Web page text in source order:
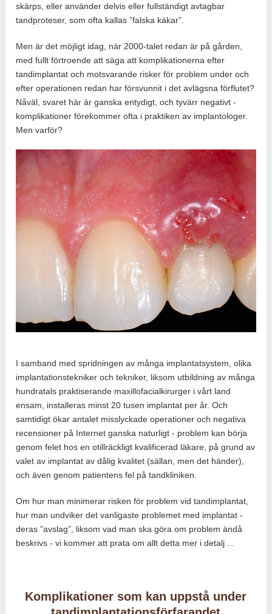
skärps, eller använder delvis eller fullständigt avtagbar
tandproteser, som ofta kallas ”falska käkar”.
Men är det möjligt idag, när 2000-talet redan är på gården,
med fullt förtroende att säga att komplikationerna efter
tandimplantat och motsvarande risker för problem under och
efter operationen redan har försvunnit i det avlägsna förflutet?
Nåväl, svaret här är ganska entydigt, och tyvärr negativt -
komplikationer förekommer ofta i praktiken av implantologer.
Men varför?
I samband med spridningen av många implantatsystem, olika
implantationstekniker och tekniker, liksom utbildning av många
hundratals praktiserande maxillofacialkirurger i vårt land
ensam, installeras minst 20 tusen implantat per år. Och
samtidigt ökar antalet misslyckade operationer och negativa
recensioner på Internet ganska naturligt - problem kan börja
genom felet hos en otillräckligt kvalificerad läkare, på grund av
valet av implantat av dålig kvalitet (sällan, men det händer),
och även genom patientens fel på tandkliniken.
Om hur man minimerar risken för problem vid tandimplantat,
hur man undviker det vanligaste problemet med implantat -
deras ”avslag”, liksom vad man ska göra om problem ändå
beskrivs - vi kommer att prata om allt detta mer i detalj ...
Komplikationer som kan uppstå under